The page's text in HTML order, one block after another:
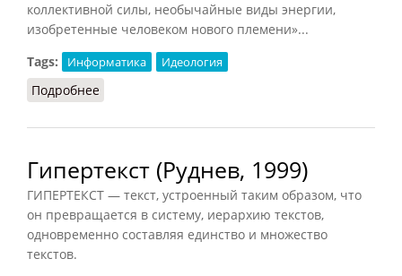
коллективной силы, необычайные виды энергии,
изобретенные человеком нового племени»...
Tags:
Информатика Идеология
Подробнее
Гипертекст (Руднев, 1999)
ГИПЕРТЕКСТ — текст, устроенный таким образом, что
он превращается в систему, иерархию текстов,
одновременно составляя единство и множество
текстов.